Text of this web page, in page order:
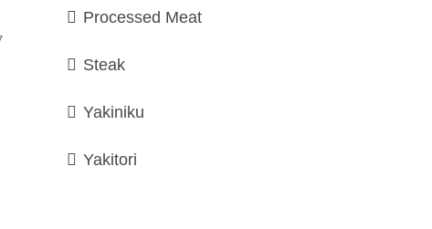
Processed Meat
Steak
Yakiniku
Yakitori